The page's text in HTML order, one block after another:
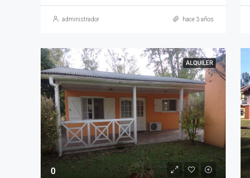
administrador hace 3 años
ALQUILER
0